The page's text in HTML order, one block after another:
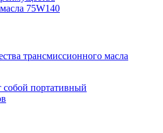
трансмиссионного масла